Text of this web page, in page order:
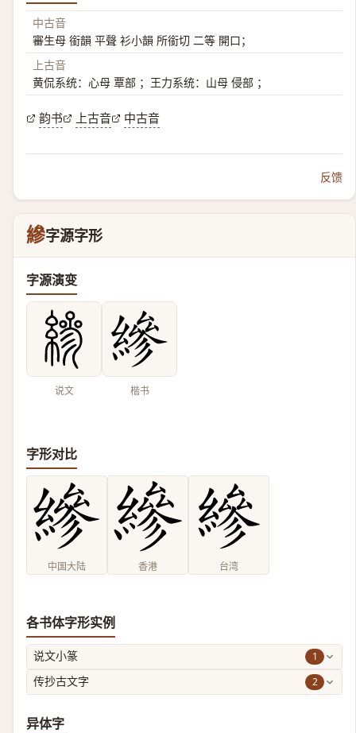
中古音
審生母 銜韻 平聲 衫小韻 所銜切 二等 開口；
上古音
黄侃系统：心母 覃部 ；王力系统：山母 侵部 ；
韵书 上古音 中古音
反馈
縿字源字形
字源演变
说文 楷书
字形对比
中国大陆 香港 台湾
各书体字形实例
说文小篆 1
传抄古文字 2
异体字